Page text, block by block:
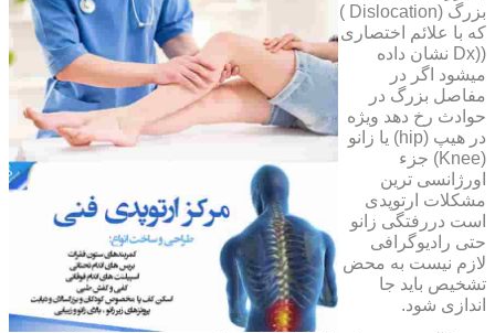
بزرگ (Dislocation )
که با علائم اختصاری
((Dx نشان داده
میشود اگر در
مفاصل بزرگ در
حوادث رخ دهد ویژه
در هیپ (hip) یا زانو
(Knee) جزء
اورژانسی ترین
مشکلات ارتوپدی
است دررفتگی زانو
حتی رادیوگرافی
لازم نیست به محض
تشخیص باید جا
اندازی شود.